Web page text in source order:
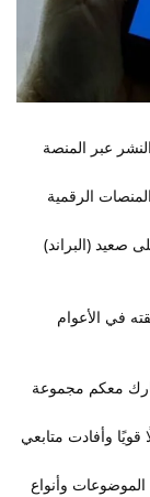
النشر عبر المنصة
الرقمية
صعيد (البراند)
الذي حققته في الأعوام
أحببتُ أن أُشارك معكم مجموعة
وأفادت متابعي
وأنواع